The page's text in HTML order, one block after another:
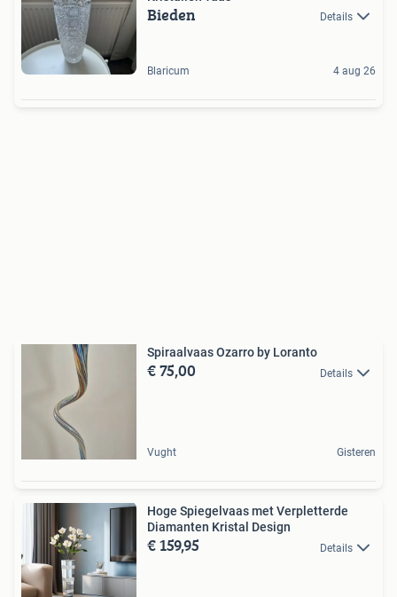
Bieden Details
Blaricum 4 aug 26
Spiraalvaas Ozarro by Loranto
€ 75,00 Details
Vught Gisteren
Hoge Spiegelvaas met Verpletterde
Diamanten Kristal Design
€ 159,95 Details